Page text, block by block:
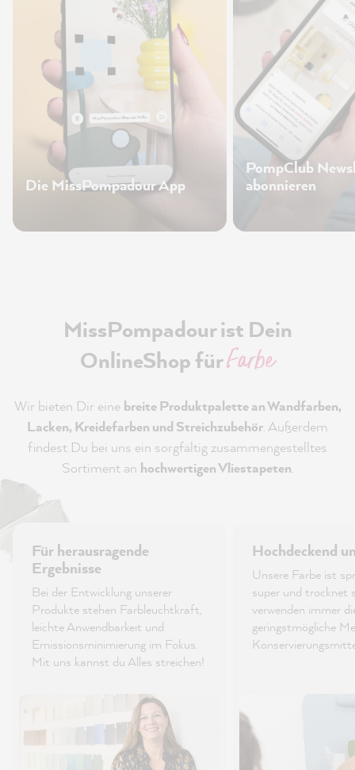
Die MissPompadour App
PompClub
abonnieren
MissPompadour ist Dein
OnlineShop fürFarbe
Wir bieten Dir eine breite Produktpalette an Wandfarben,
Lacken, Kreidefarben und Streichzubehör . Außerdem
findest Du bei uns ein sorgfältig zusammengestelltes
Sortiment an hochwertigen Vliestapeten
Für herausragende
Ergebnisse
Bei der Entwicklung unserer
Produkte stehen Farbleuchtkraft,
leichte Anwendbarkeit und
Emissionsminimierung im Fokus.
Mit uns kannst du Alles streichen!
Hochdeckend
Unsere Farbe ist
super und trocknet
verwenden immer
geringstmögliche